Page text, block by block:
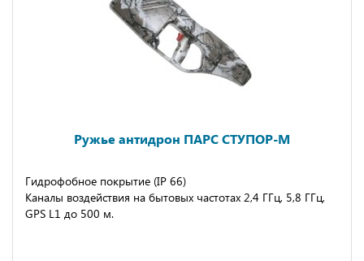
Ружье антидрон ПАРС СТУПОР-М
Гидрофобное покрытие (IP 66)
Каналы воздействия на бытовых частотах 2,4 ГГц, 5,8 ГГц,
GPS L1 до 500 м.